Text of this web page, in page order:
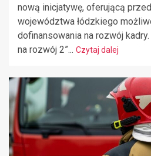
nową inicjatywę, oferującą
województwa łódzkiego
dofinansowania na rozwój
na rozwój 2”... Czytaj dalej